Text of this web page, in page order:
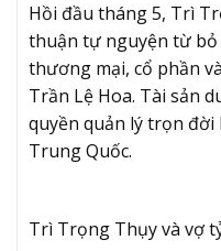
Hồi đầu tháng 5, Trì
thuận tự nguyện từ
thương mại, cổ phần
Trần Lệ Hoa. Tài sản
quyền quản lý trọn
Trung Quốc.
Trì Trọng Thụy và vợ